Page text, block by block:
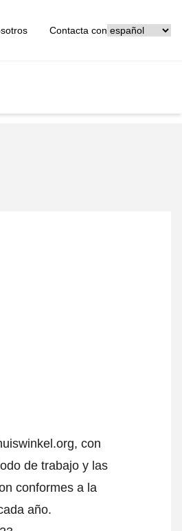
Contacta con
con
de trabajo y las
conformes a la
año.